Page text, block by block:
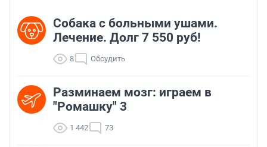
Собака с больными ушами.
Лечение. Долг 7 550 руб!
8 Обсудить
Разминаем мозг: играем в
"Ромашку" 3
1 442 73